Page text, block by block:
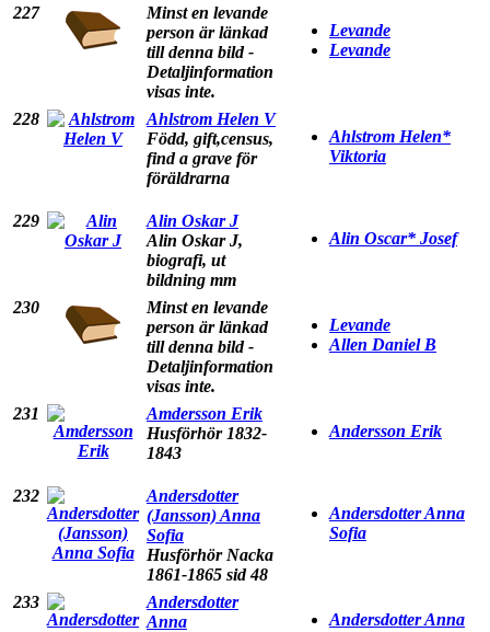
227
Minst en levande
person är länkad
till denna bild -
Detaljinformation
visas inte.
Levande
Levande
228
Ahlstrom Helen V
Född, gift,census,
find a grave för
föräldrarna
Ahlstrom Helen*
Viktoria
229
Alin Oskar J
Alin Oskar J,
biografi, ut
bildning mm
Alin Oscar* Josef
230
Minst en levande
person är länkad
till denna bild -
Detaljinformation
visas inte.
Levande
Allen Daniel B
231
Amdersson Erik
Husförhör 1832-
1843
Andersson Erik
232
Andersdotter
(Jansson) Anna
Sofia
Husförhör Nacka
1861-1865 sid 48
Andersdotter Anna
Sofia
233
Andersdotter
Anna
Andersdotter Anna